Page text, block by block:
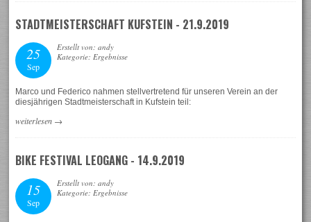
STADTMEISTERSCHAFT KUFSTEIN - 21.9.2019
25
Sep
Erstellt von: andy
Kategorie: Ergebnisse
Marco und Federico nahmen stellvertretend für unseren Verein an der
diesjährigen Stadtmeisterschaft in Kufstein teil:
weiterlesen →
BIKE FESTIVAL LEOGANG - 14.9.2019
15
Sep
Erstellt von: andy
Kategorie: Ergebnisse